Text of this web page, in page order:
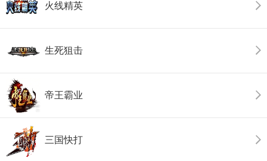
火线精英
生死狙击
帝王霸业
三国快打